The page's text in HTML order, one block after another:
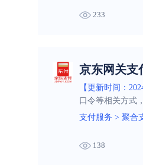
233
京东网关支
【更新时间：
口令等相关方式
支付服务 > 聚合
138